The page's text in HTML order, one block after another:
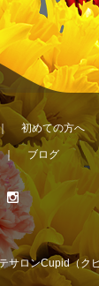
初めての方へ
ブログ
サロンCupid（ク